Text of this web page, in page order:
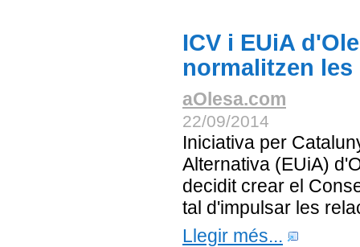
ICV i EUiA
normalitzen
aOlesa.com
22/09/2014
Iniciativa per
Alternativa (EUiA)
decidit crear el
tal d'impulsar les
Llegir més...